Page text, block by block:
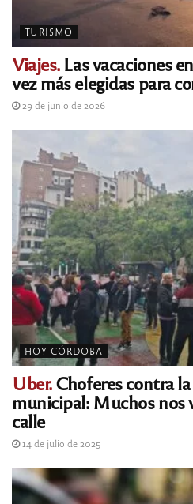
TURISMO
Viajes.Las vacaciones
vez más elegidas para
29 de junio de 2026
HOY CÓRDOBA
Uber.Choferes contra
municipal: Muchos nos
calle
14 de julio de 2025